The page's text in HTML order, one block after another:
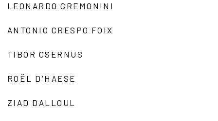
LEONARDO CREMONINI
ANTONIO CRESPO FOIX
TIBOR CSERNUS
ROËL D'HAESE
ZIAD DALLOUL